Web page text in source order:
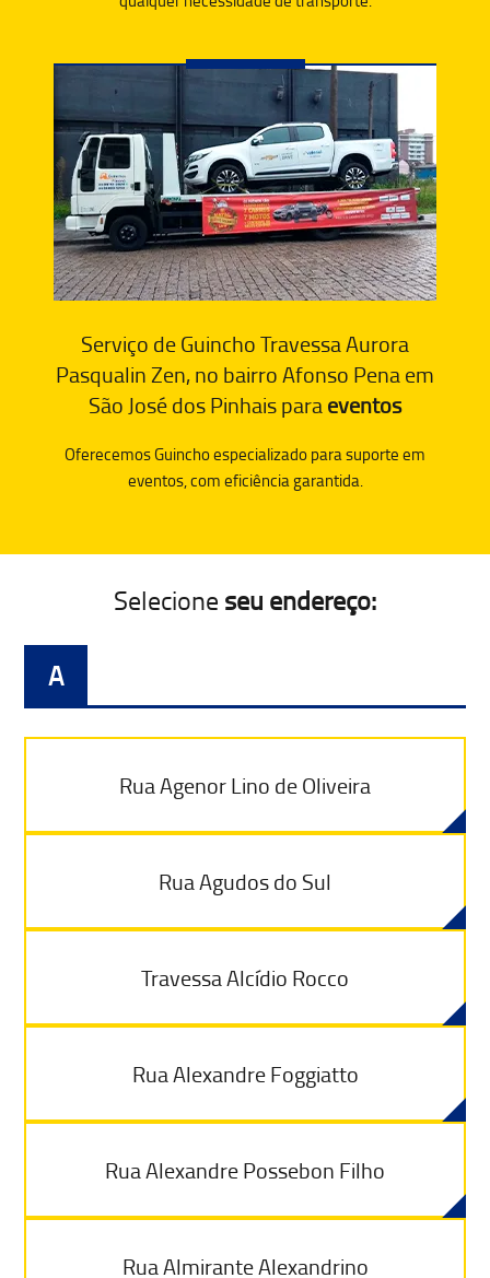
Serviço de Guincho Travessa Aurora
Pasqualin Zen, no bairro Afonso Pena em
São José dos Pinhais paraeventos
Oferecemos Guincho especializado para suporte em
eventos, com eficiência garantida.
Selecione seu endereço:
A
Rua Agenor Lino de Oliveira
Rua Agudos do Sul
Travessa Alcídio Rocco
Rua Alexandre Foggiatto
Rua Alexandre Possebon Filho
Rua Almirante Alexandrino